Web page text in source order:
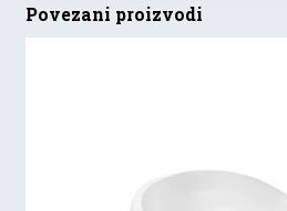
Povezani proizvodi